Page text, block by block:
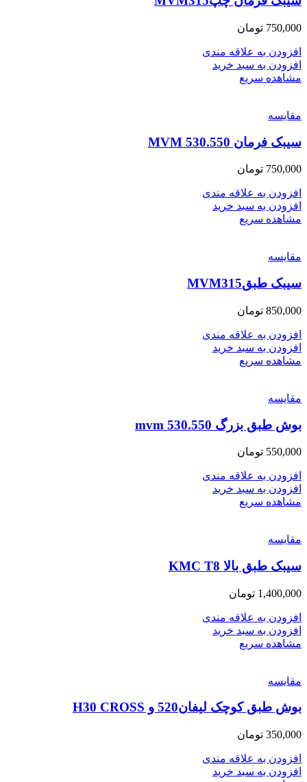
750,000 تومان
افزودن به علاقه مندی
افزودن به سبد خرید
مشاهده سریع
مقایسه
سیبک فرمان MVM 530.550
750,000 تومان
افزودن به علاقه مندی
افزودن به سبد خرید
مشاهده سریع
مقایسه
سیبک طبقMVM315
850,000 تومان
افزودن به علاقه مندی
افزودن به سبد خرید
مشاهده سریع
مقایسه
بوش طبق بزرگ mvm 530.550
550,000 تومان
افزودن به علاقه مندی
افزودن به سبد خرید
مشاهده سریع
مقایسه
سیبک طبق بالا KMC T8
1,400,000 تومان
افزودن به علاقه مندی
افزودن به سبد خرید
مشاهده سریع
مقایسه
بوش طبق کوچک لیفان520 و H30 CROSS
350,000 تومان
افزودن به علاقه مندی
افزودن به سبد خرید